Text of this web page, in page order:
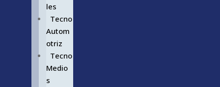
les
Tecno
Autom
otriz
Tecno
Medio
s